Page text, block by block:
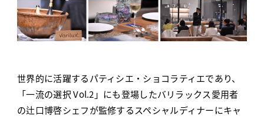
販売店様用ログイン
株式会社ニコン
ESSILOR INTERNATIONAL
世界的に活躍するパティシエ・ショコラティエであり、
「一流の選択 Vol.2」にも登場したバリラックス愛用者
の辻口博啓シェフが監修するスペシャルディナーにキャ